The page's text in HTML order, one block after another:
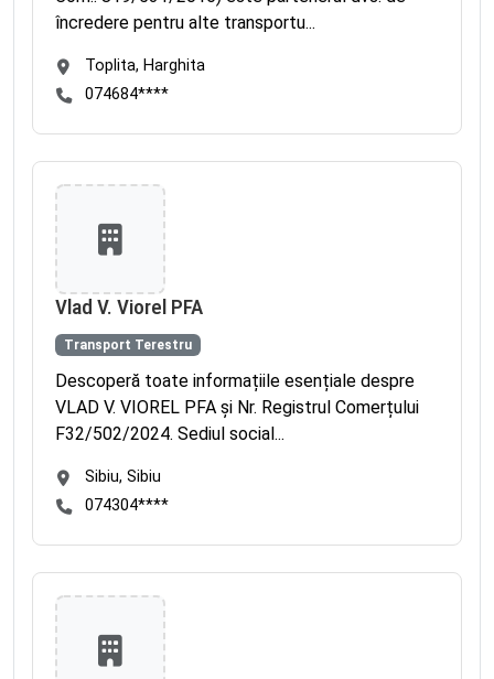
încredere pentru alte transportu...
Toplita, Harghita
074684****
Vlad V. Viorel PFA
Transport Terestru
Descoperă toate informațiile esențiale despre
VLAD V. VIOREL PFA și Nr. Registrul Comerțului
F32/502/2024. Sediul social...
Sibiu, Sibiu
074304****